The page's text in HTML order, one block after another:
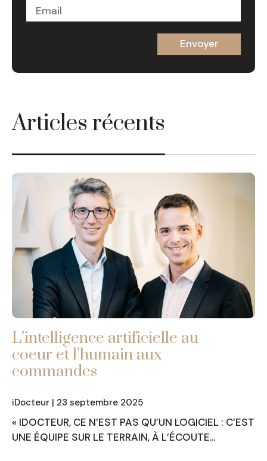
Articles récents
L’intelligence artificielle au
coeur et l’humain aux
commandes
iDocteur | 23 septembre 2025
« IDOCTEUR, CE N’EST PAS QU’UN LOGICIEL : C’EST
UNE ÉQUIPE SUR LE TERRAIN, À L’ÉCOUTE…